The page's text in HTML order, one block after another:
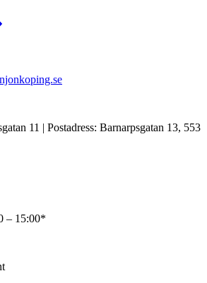
11 | Postadress: Barnarpsgatan 13, 553
– 15:00*